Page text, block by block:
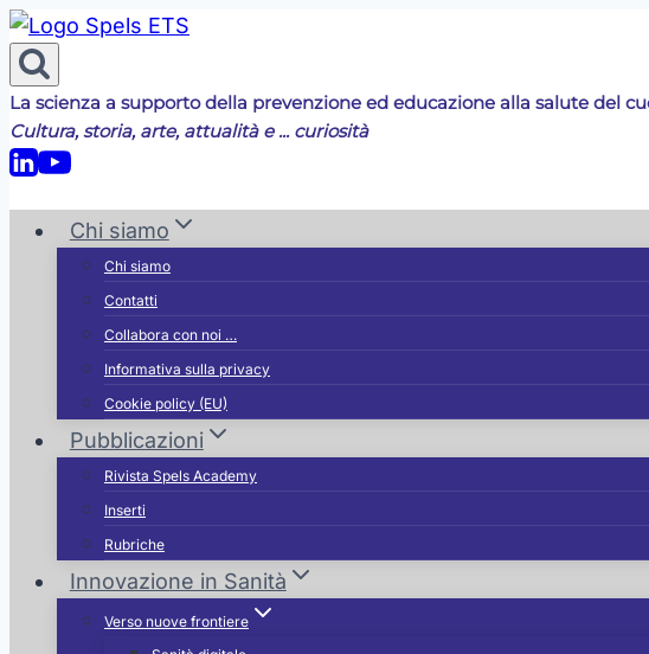
Salta
al
contenuto
La scienza a supporto della prevenzione ed educazione alla salute del
Cultura, storia, arte, attualità e ... curiosità
Chi siamo
Chi siamo
Contatti
Collabora con noi …
Informativa sulla privacy
Cookie policy (EU)
Pubblicazioni
Rivista Spels Academy
Inserti
Rubriche
Innovazione in Sanità
Verso nuove frontiere